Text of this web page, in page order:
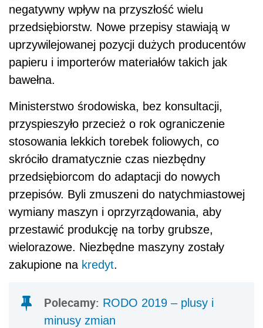
negatywny wpływ na przyszłość wielu
przedsiębiorstw. Nowe przepisy stawiają w
uprzywilejowanej pozycji dużych producentów
papieru i importerów materiałów takich jak
bawełna.
Ministerstwo środowiska, bez konsultacji,
przyspieszyło przecież o rok ograniczenie
stosowania lekkich torebek foliowych, co
skróciło dramatycznie czas niezbędny
przedsiębiorcom do adaptacji do nowych
przepisów. Byli zmuszeni do natychmiastowej
wymiany maszyn i oprzyrządowania, aby
przestawić produkcję na torby grubsze,
wielorazowe. Niezbędne maszyny zostały
zakupione na kredyt.
Polecamy: RODO 2019 – plusy i
minusy zmian